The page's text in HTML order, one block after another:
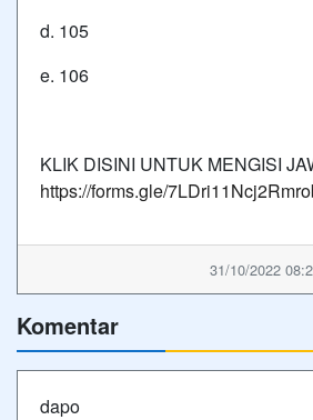
d. 105
e. 106
KLIK DISINI UNTUK MENGISI
https://forms.gle/
31/10/2022
Komentar
dapo